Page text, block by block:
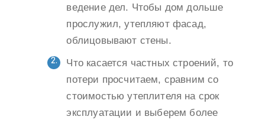
ведение дел. Чтобы дом дольше
прослужил, утепляют фасад,
облицовывают стены.
Что касается частных строений, то
потери просчитаем, сравним со
стоимостью утеплителя на срок
эксплуатации и выберем более